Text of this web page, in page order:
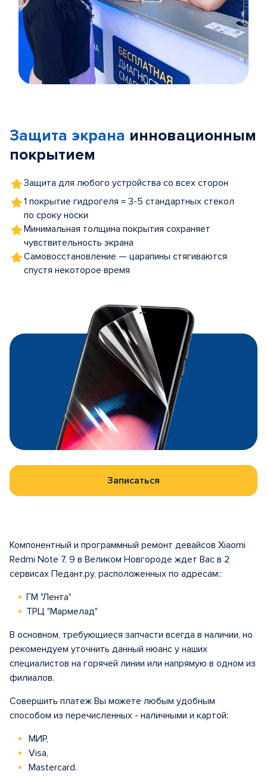
5
Защита экрана инновационным
покрытием
Защита для любого устройства со всех сторон
1 покрытие гидрогеля = 3-5 стандартных стекол
по сроку носки
Минимальная толщина покрытия сохраняет
чувствительность экрана
Самовосстановление — царапины стягиваются
спустя некоторое время
Записаться
Компонентный и программный ремонт девайсов Xiaomi
Redmi Note 7, 9 в Великом Новгороде ждет Вас в 2
сервисах Педант.ру, расположенных по адресам::
ГМ "Лента"
ТРЦ "Мармелад"
В основном, требующиеся запчасти всегда в наличии, но
рекомендуем уточнить данный нюанс у наших
специалистов на горячей линии или напрямую в одном из
филиалов.
Совершить платеж Вы можете любым удобным
способом из перечисленных - наличными и картой:
МИР,
Visa,
Mastercard.